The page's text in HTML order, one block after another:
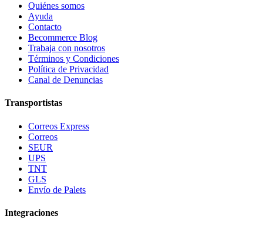
Quiénes somos
Ayuda
Contacto
Becommerce Blog
Trabaja con nosotros
Términos y Condiciones
Política de Privacidad
Canal de Denuncias
Transportistas
Correos Express
Correos
SEUR
UPS
TNT
GLS
Envío de Palets
Integraciones